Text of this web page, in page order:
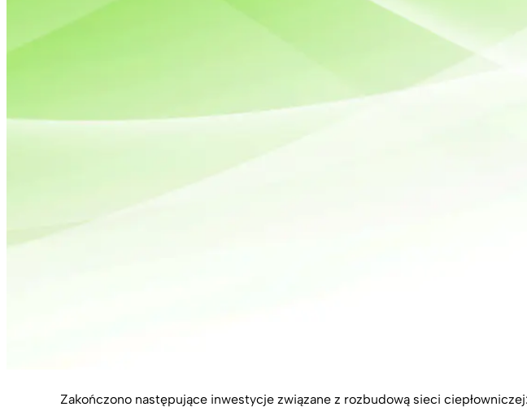
Zakończono następujące inwestycje związane z rozbudową sieci ciepłowniczej: